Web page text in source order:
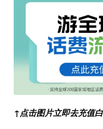
↑点击图片立即去充值